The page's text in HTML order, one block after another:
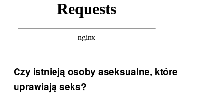
Czy istnieją osoby aseksualne, które
uprawiają seks?